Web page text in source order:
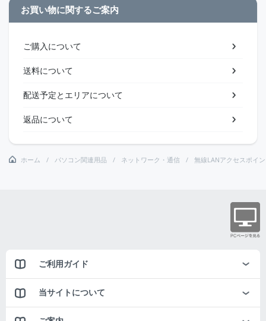
お買い物に関するご案内
ご購入について
送料について
配送予定とエリアについて
返品について
ホーム パソコン関連用品 ネットワーク・通信 無線LANアクセスポイ
ご利用ガイド
当サイトについて